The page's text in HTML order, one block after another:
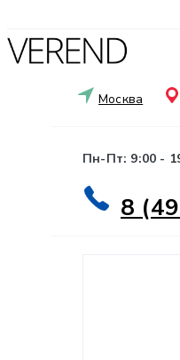
Москва
Пн-Пт: 9:00 -
8